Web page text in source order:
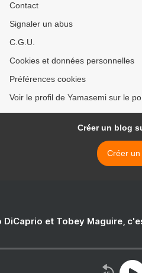
Contact
Signaler un abus
C.G.U.
Cookies et données personnelles
Préférences cookies
Voir le profil de Yamasemi sur le
Créer un blog
Créer un
DiCaprio et Tobey Maguire,